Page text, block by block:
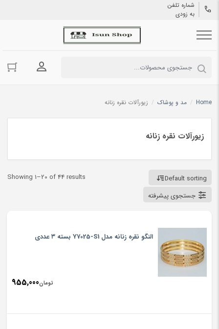
شماره تلفن
به زودی
ورود به
Home
/ مد و پوشاک / زیورآلات نقره زنانه
زیورآلات نقره زنانه
Showing 1–20 of 44 results
Default sorting
جستجوی پیشرفته
النگو نقره زنانه مدل Y7025-S1 بسته ۳ عددی
تومان955,000